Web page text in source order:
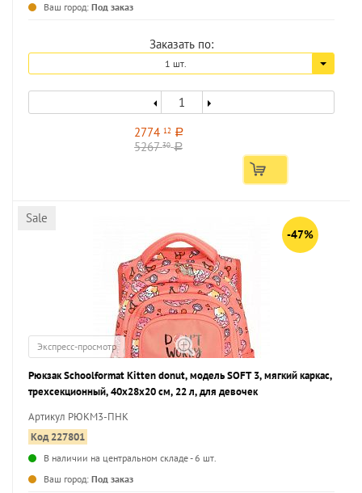
Ваш город: Под заказ
Заказать по:
1 шт.
2774 12 a
526730 a
Sale
-47%
Экспресс-просмотр
Рюкзак Schoolformat Kitten donut, модель SOFT 3, мягкий каркас,
трехсекционный, 40х28х20 см, 22 л, для девочек
Артикул РЮКМ3-ПНК
Код 227801
В наличии на центральном складе - 6 шт.
Ваш город: Под заказ